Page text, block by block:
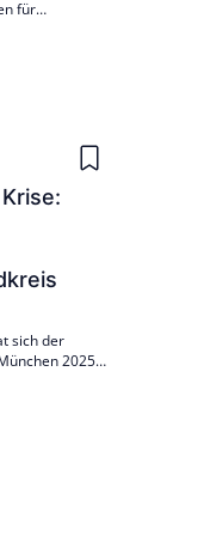
für
u. a.
Oslo und
sich der
2025